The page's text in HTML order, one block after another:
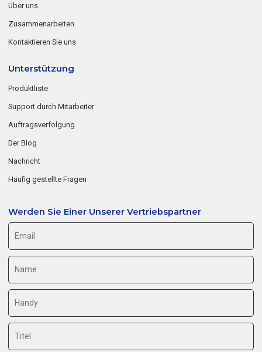
Über uns
Zusammenarbeiten
Kontaktieren Sie uns
Unterstützung
Produktliste
Support durch Mitarbeiter
Auftragsverfolgung
Der Blog
Nachricht
Häufig gestellte Fragen
Werden Sie Einer Unserer Vertriebspartner